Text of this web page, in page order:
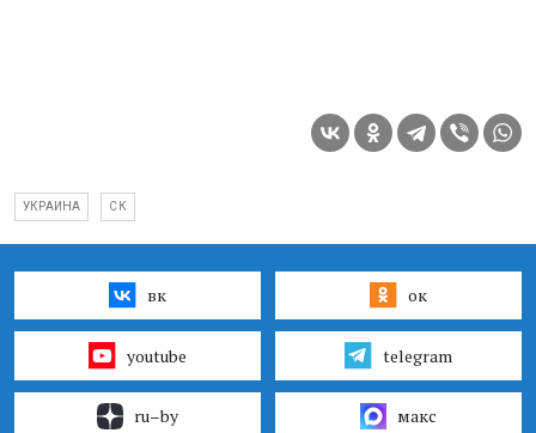
УКРАИНА СК
вк ок
youtube telegram
ru–by макс